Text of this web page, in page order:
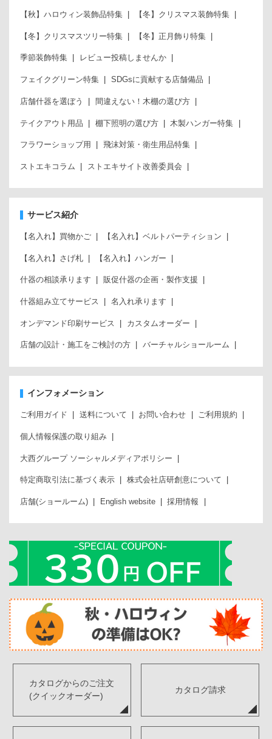
【秋】ハロウィン装飾品特集 【冬】クリスマス装飾特集
【冬】クリスマスツリー特集 【冬】正月飾り特集
季節装飾特集 レビュー投稿しませんか
フェイクグリーン特集 SDGsに貢献する店舗備品
店舗什器を選ぼう 間違えない！木棚の選び方
テイクアウト用品 棚下照明の選び方 木製ハンガー特集
フラワーショップ用 飛沫対策・衛生用品特集
ストエキコラム ストエキサイト改善委員会
サービス紹介
【名入れ】買物かご 【名入れ】ベルトパーティション
【名入れ】さげ札 【名入れ】ハンガー
什器の相談承ります 販促什器の企画・製作支援
什器組み立てサービス 名入れ承ります
オンデマンド印刷サービス カスタムオーダー
店舗の設計・施工をご検討の方 バーチャルショールーム
インフォメーション
ご利用ガイド 送料について お問い合わせ ご利用規約
個人情報保護の取り組み
大西グループ ソーシャルメディアポリシー
特定商取引法に基づく表示 株式会社店研創意について
店舗(ショールーム) English website 採用情報
カタログからのご注文
(クイックオーダー)
カタログ請求